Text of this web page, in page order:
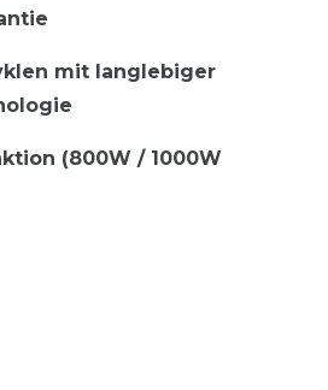
mit langlebiger
(800W / 1000W